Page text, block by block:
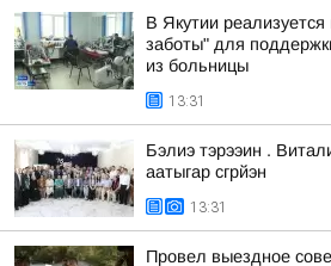
В Якутии
заботы" для
из больницы
13:31
Бэлиэ тэрээин .
аатыгар сгрйэн
13:31
Провел выездное